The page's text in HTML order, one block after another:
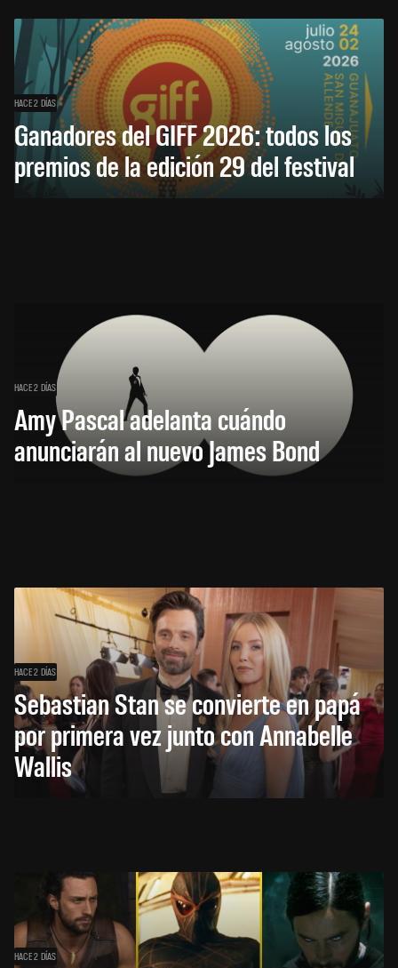
HACE 2 DÍAS
Ganadores del GIFF 2026: todos los
premios de la edición 29 del festival
HACE 2 DÍAS
Amy Pascal adelanta cuándo
anunciarán al nuevo James Bond
HACE 2 DÍAS
Sebastian Stan se convierte en papá
por primera vez junto con Annabelle
Wallis
HACE 2 DÍAS